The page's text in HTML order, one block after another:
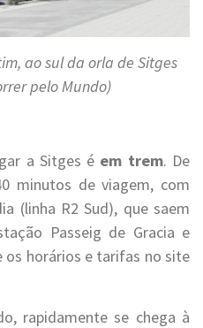
ao sul da orla de Sitges
pelo Mundo)
a Sitges é em trem. De
minutos de viagem, com
(linha R2 Sud), que saem
Passeig de Gracia e
os horários e tarifas no site
rapidamente se chega à